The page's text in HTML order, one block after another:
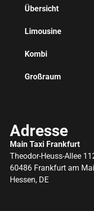
Übersicht
Limousine
Kombi
Großraum
Adresse
Main Taxi Frankfurt
Theodor-Heuss-Allee
60486 Frankfurt am
Hessen, DE